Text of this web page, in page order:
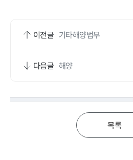
이전글 기타해양법무
다음글 해양
목록